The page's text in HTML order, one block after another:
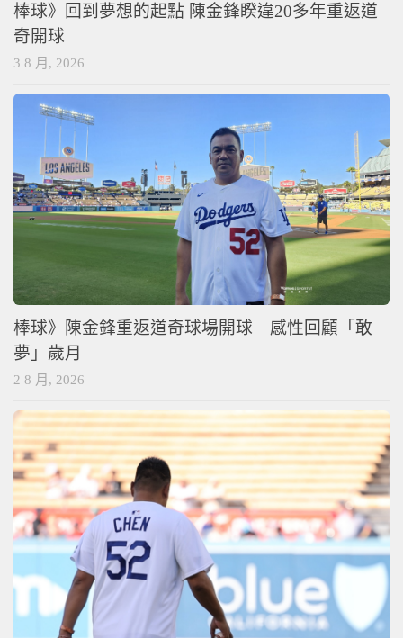
棒球》回到夢想的起點 陳金鋒睽違20多年重返道
奇開球
3 8 月, 2026
棒球》陳金鋒重返道奇球場開球 感性回顧「敢
夢」歲月
2 8 月, 2026